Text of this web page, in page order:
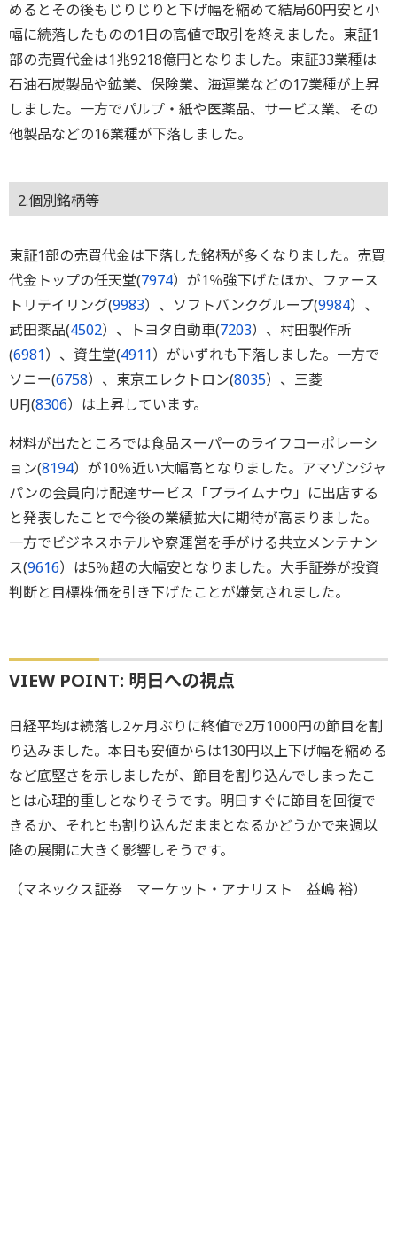
めるとその後もじりじりと下げ幅を縮めて結局60円安と小
幅に続落したものの1日の高値で取引を終えました。東証1
部の売買代金は1兆9218億円となりました。東証33業種は
石油石炭製品や鉱業、保険業、海運業などの17業種が上昇
しました。一方でパルプ・紙や医薬品、サービス業、その
他製品などの16業種が下落しました。
2.個別銘柄等
東証1部の売買代金は下落した銘柄が多くなりました。売買
代金トップの任天堂(7974）が1％強下げたほか、ファース
トリテイリング(9983）、ソフトバンクグループ(9984）、
武田薬品(4502）、トヨタ自動車(7203）、村田製作所
(6981）、資生堂(4911）がいずれも下落しました。一方で
ソニー(6758）、東京エレクトロン(8035）、三菱
UFJ(8306）は上昇しています。
材料が出たところでは食品スーパーのライフコーポレーシ
ョン(8194）が10％近い大幅高となりました。アマゾンジャ
パンの会員向け配達サービス「プライムナウ」に出店する
と発表したことで今後の業績拡大に期待が高まりました。
一方でビジネスホテルや寮運営を手がける共立メンテナン
ス(9616）は5％超の大幅安となりました。大手証券が投資
判断と目標株価を引き下げたことが嫌気されました。
VIEW POINT: 明日への視点
日経平均は続落し2ヶ月ぶりに終値で2万1000円の節目を割
り込みました。本日も安値からは130円以上下げ幅を縮める
など底堅さを示しましたが、節目を割り込んでしまったこ
とは心理的重しとなりそうです。明日すぐに節目を回復で
きるか、それとも割り込んだままとなるかどうかで来週以
降の展開に大きく影響しそうです。
（マネックス証券 マーケット・アナリスト 益嶋 裕）